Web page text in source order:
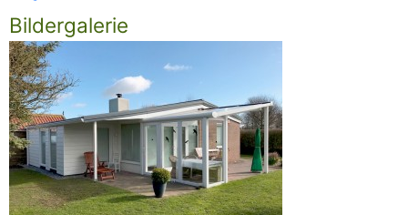
Bildergalerie